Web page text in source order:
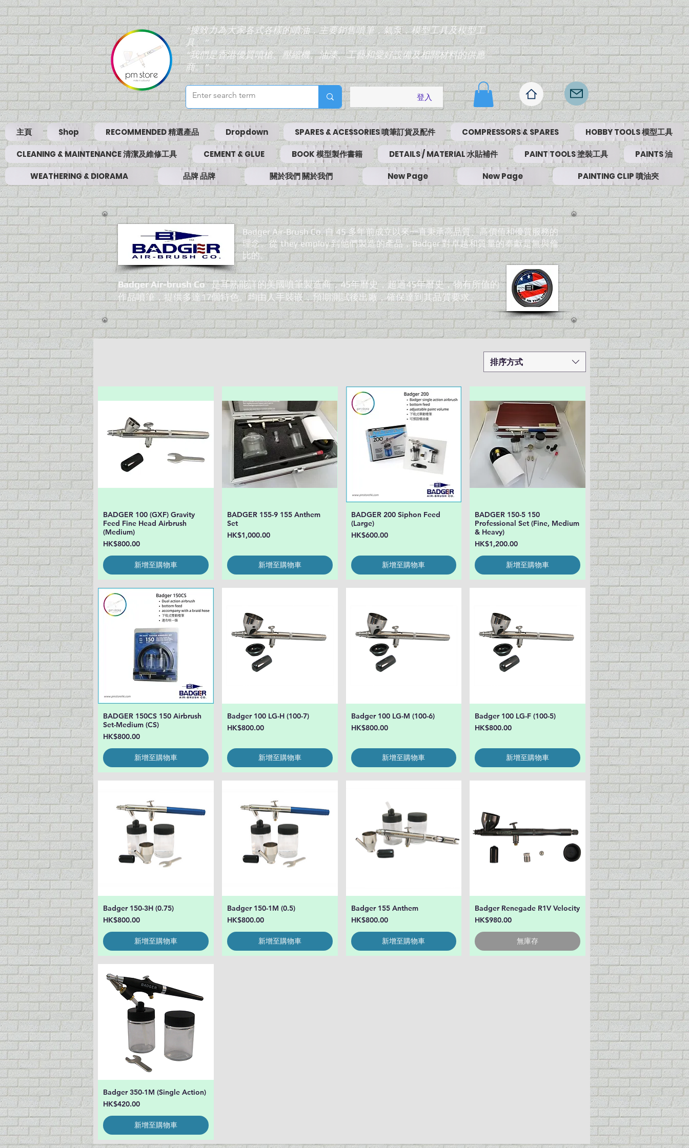
“搜致力為大家各式各樣的噴油，主要銷售噴筆，氣泵，模型工具及模型工
具。”
“我們是香港優質噴槍、壓縮機、油漆、工藝和愛好設備及相關材料的供應
商。”
登入
主頁 Shop RECOMMENDED 精選產品 Dropdown SPARES & ACESSORIES 噴筆訂貨及配件 COMPRESSORS & SPARES HOBBY TOOLS 模型工具
CLEANING & MAINTENANCE 清潔及維修工具 CEMENT & GLUE BOOK 模型製作書籍 DETAILS / MATERIAL 水貼補件 PAINT TOOLS 塗裝工具 PAINTS 油
WEATHERING & DIORAMA 品牌 品牌 關於我們 關於我們 New Page New Page PAINTING CLIP 噴油夾
Badger Air-Brush Co. 自 45 多年前成立以來一直秉承高品質、高價值和優質服務的
理念。從 they employ 到他們製造的產品，Badger 對卓越和質量的奉獻是無與倫
比的。
Badger Air-brush Co是耳熟能詳的美國噴筆製造商，45年曆史，超過45年曆史，物有所值的
作品噴筆，提供多達17個特色。均由人手裝嵌，預期測試後出廠，確保達到其品質要求。
排序方式
快速瀏覽
BADGER 100 (GXF) Gravity
Feed Fine Head Airbrush
(Medium)
價格
HK$800.00
新增至購物車
快速瀏覽
BADGER 155-9 155 Anthem
Set
價格
HK$1,000.00
新增至購物車
快速瀏覽
BADGER 200 Siphon Feed
(Large)
價格
HK$600.00
新增至購物車
快速瀏覽
BADGER 150-5 150
Professional Set (Fine, Medium
& Heavy)
價格
HK$1,200.00
新增至購物車
快速瀏覽
BADGER 150CS 150 Airbrush
Set-Medium (CS)
價格
HK$800.00
新增至購物車
快速瀏覽
Badger 100 LG-H (100-7)
價格
HK$800.00
新增至購物車
快速瀏覽
Badger 100 LG-M (100-6)
價格
HK$800.00
新增至購物車
快速瀏覽
Badger 100 LG-F (100-5)
價格
HK$800.00
新增至購物車
快速瀏覽
Badger 150-3H (0.75)
價格
HK$800.00
新增至購物車
快速瀏覽
Badger 150-1M (0.5)
價格
HK$800.00
新增至購物車
快速瀏覽
Badger 155 Anthem
價格
HK$800.00
新增至購物車
快速瀏覽
Badger Renegade R1V Velocity
價格
HK$980.00
無庫存
快速瀏覽
Badger 350-1M (Single Action)
價格
HK$420.00
新增至購物車